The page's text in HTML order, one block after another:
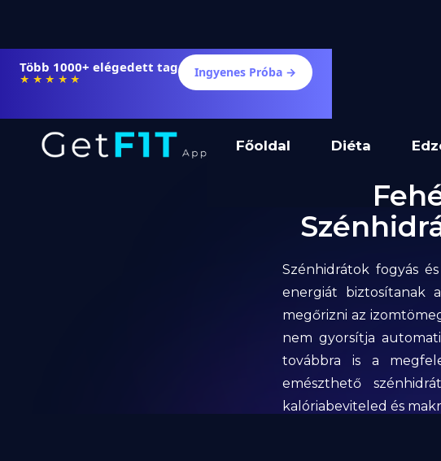
Főoldal Diéta
Több 1000+ elégedett tag
★★★★★ Ingyenes Próba →
Szénhidrátok fogyás
energiát biztosítanak
megőrizni az
nem gyorsítja
továbbra is a
emészthető
kalóriabeviteled és